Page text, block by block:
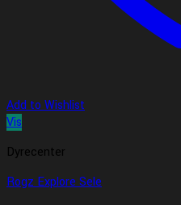
Add to Wishlist
Vis
Dyrecenter
Rogz Explore Sele